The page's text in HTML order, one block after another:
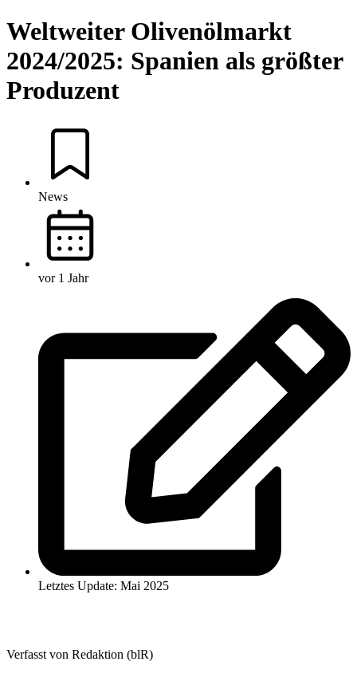
Weltweiter Olivenölmarkt
2024/2025: Spanien als größter
Produzent
News
vor 1 Jahr
Letztes Update: Mai 2025
Verfasst von Redaktion (blR)